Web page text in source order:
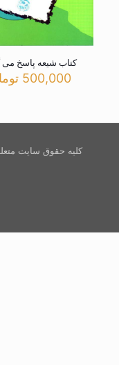
کتاب شیعه پاسخ می
500,000
کلیه حقوق سایت